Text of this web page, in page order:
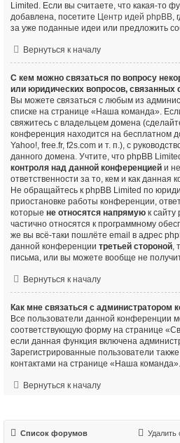
Limited. Если вы считаете, что какая-то
добавлена, посетите Центр идей phpBB,
за уже поданные идеи или предложить
Вернуться к началу
С кем можно связаться по вопросу
или юридических вопросов, связанных
Вы можете связаться с любым из
списке на странице «Наша команда».
свяжитесь с владельцем домена
конференция находится на бесплатном
Yahoo!, free.fr, f2s.com и т. п.), с
данного домена. Учтите, что phpBB
контроля над данной конференцией и
ответственности за то, кем и как данная
Не обращайтесь к phpBB Limited по
приостановке работы конференции,
которые не относятся напрямую к сайту
частично относятся к программному
же вы всё-таки пошлёте email в адрес
данной конференции третьей стороной,
письма, или вы можете вообще не
Вернуться к началу
Как мне связаться с администратором
Все пользователи данной конференции
соответствующую форму на странице
если данная функция включена
Зарегистрированные пользователи также
контактами на странице «Наша команда».
Вернуться к началу
Список форумов Удалить